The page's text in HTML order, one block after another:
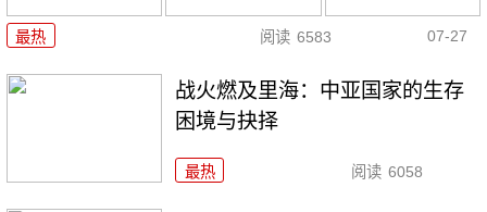
最热 阅读 6583 07-27
战火燃及里海：中亚国家的生存
困境与抉择
最热 阅读 6058